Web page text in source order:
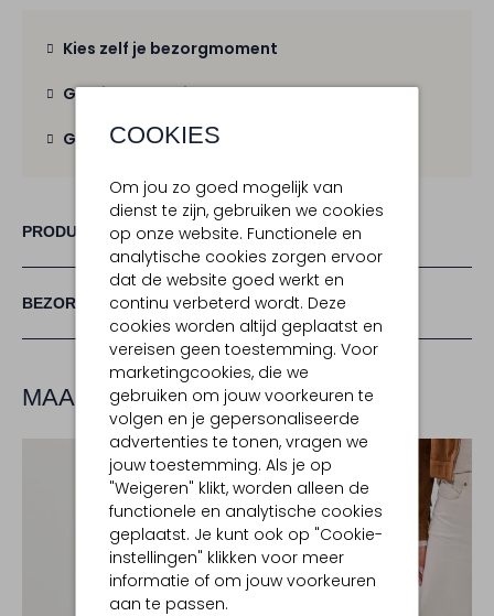
COOKIES
Om jou zo goed mogelijk van
dienst te zijn, gebruiken we cookies
op onze website. Functionele en
analytische cookies zorgen ervoor
dat de website goed werkt en
continu verbeterd wordt. Deze
cookies worden altijd geplaatst en
vereisen geen toestemming. Voor
marketingcookies, die we
gebruiken om jouw voorkeuren te
volgen en je gepersonaliseerde
advertenties te tonen, vragen we
jouw toestemming. Als je op
"Weigeren" klikt, worden alleen de
functionele en analytische cookies
geplaatst. Je kunt ook op "Cookie-
instellingen" klikken voor meer
informatie of om jouw voorkeuren
aan te passen.
Kies zelf je bezorgmoment
Gratis verzendingvanaf € 100,-
Gratis retourbinnen 30 dagen
PRODUCT INFORMATIE
BEZORGEN & RETOURNEREN
MAAK JE LOOK COMPLEET